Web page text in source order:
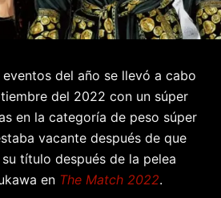
del año se llevó a cabo
del 2022 con un súper
en la categoría de peso súper
vacante después de que
título después de la pelea
en The Match 2022.